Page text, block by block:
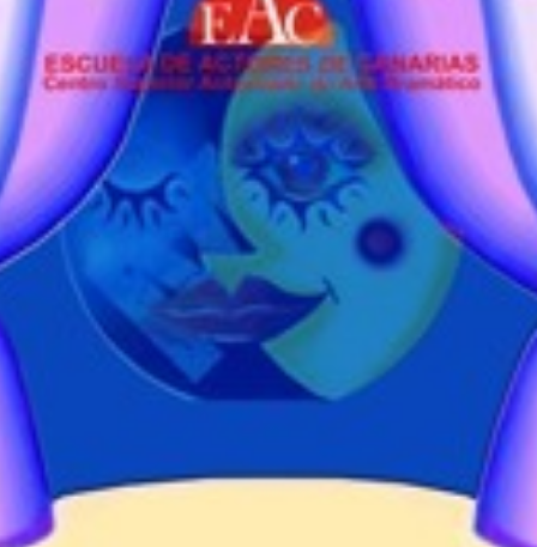
Inicio Aula de Teatro Juvenil – Nivel I (13 a 17 años)
Sede:
Edad:de 13 a 14 años